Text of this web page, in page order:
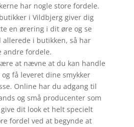
har nogle store fordele.
i Vildbjerg giver dig
en ørering i dit øre og se
allerede i butikken, så har
andre fordele.
at nævne at du kan handle
få leveret dine smykker
Online har du adgang til
og små producenter som
dit look et helt specielt
fordel ved at begynde at